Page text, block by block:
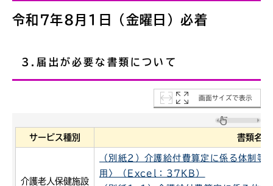
令和7年8月1日（金曜日）必着
3.届出が必要な書類について
画面サイズで表示
サービス種別 書類名
介護老人保健施設
（別紙2）介護給付費算定に係る体制等
用〉（Excel：37KB）